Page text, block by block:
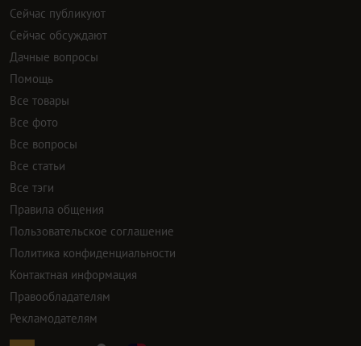
Сейчас публикуют
Сейчас обсуждают
Дачные вопросы
Помощь
Все товары
Все фото
Все вопросы
Все статьи
Все тэги
Правила общения
Пользовательское соглашение
Политика конфиденциальности
Контактная информация
Правообладателям
Рекламодателям